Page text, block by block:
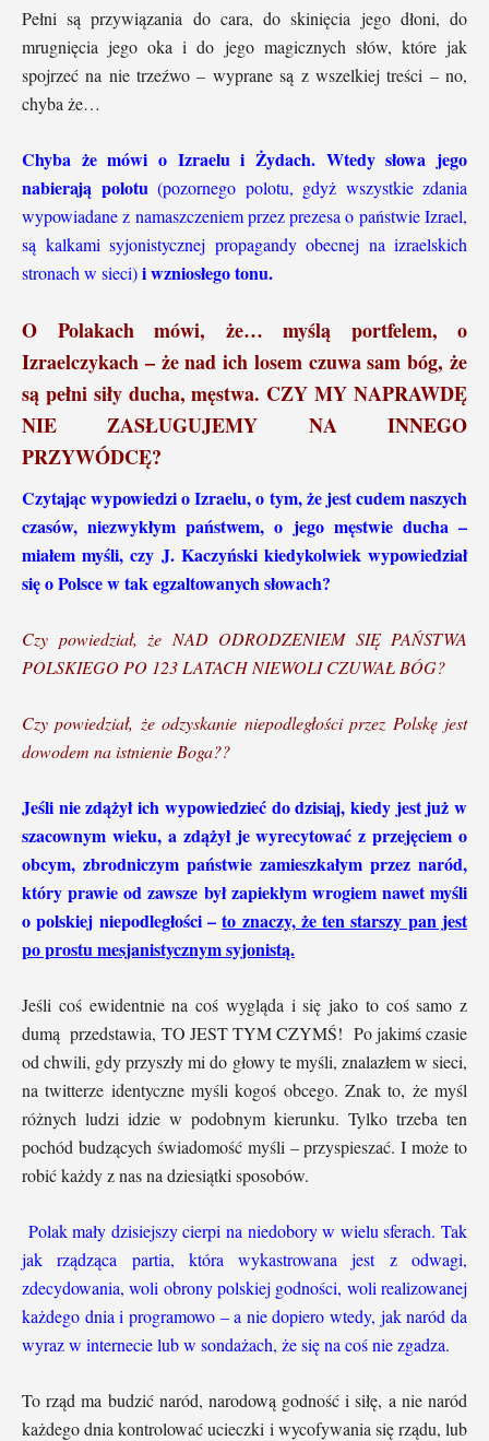
Pełni są przywiązania do cara, do skinięcia jego dłoni, do
mrugnięcia jego oka i do jego magicznych słów, które jak
spojrzeć na nie trzeźwo – wyprane są z wszelkiej treści – no,
chyba że…
Chyba że mówi o Izraelu i Żydach. Wtedy słowa jego
nabierają polotu (pozornego polotu, gdyż wszystkie zdania
wypowiadane z namaszczeniem przez prezesa o państwie Izrael,
są kalkami syjonistycznej propagandy obecnej na izraelskich
stronach w sieci)i wzniosłego tonu.
O Polakach mówi, że… myślą portfelem, o
Izraelczykach – że nad ich losem czuwa sam bóg, że
są pełni siły ducha, męstwa. CZY MY NAPRAWDĘ
NIE ZASŁUGUJEMY NA INNEGO
PRZYWÓDCĘ?
Czytając wypowiedzi o Izraelu, o tym, że jest cudem naszych
czasów, niezwykłym państwem, o jego męstwie ducha –
miałem myśli, czy J. Kaczyński kiedykolwiek wypowiedział
się o Polsce w tak egzaltowanych słowach?
Czy powiedział, że NAD ODRODZENIEM SIĘ PAŃSTWA
POLSKIEGO PO 123 LATACH NIEWOLI CZUWAŁ BÓG?
Czy powiedział, że odzyskanie niepodległości przez Polskę jest
dowodem na istnienie Boga??
Jeśli nie zdążył ich wypowiedzieć do dzisiaj, kiedy jest już w
szacownym wieku, a zdążył je wyrecytować z przejęciem o
obcym, zbrodniczym państwie zamieszkałym przez naród,
który prawie od zawsze był zapiekłym wrogiem nawet myśli
o polskiej niepodległości –to znaczy, że ten starszy pan jest
po prostu mesjanistycznym syjonistą.
Jeśli coś ewidentnie na coś wygląda i się jako to coś samo z
dumą przedstawia, TO JEST TYM CZYMŚ! Po jakimś czasie
od chwili, gdy przyszły mi do głowy te myśli, znalazłem w sieci,
na twitterze identyczne myśli kogoś obcego. Znak to, że myśl
różnych ludzi idzie w podobnym kierunku. Tylko trzeba ten
pochód budzących świadomość myśli – przyspieszać. I może to
robić każdy z nas na dziesiątki sposobów.
Polak mały dzisiejszy cierpi na niedobory w wielu sferach. Tak
jak rządząca partia, która wykastrowana jest z odwagi,
zdecydowania, woli obrony polskiej godności, woli realizowanej
każdego dnia i programowo – a nie dopiero wtedy, jak naród da
wyraz w internecie lub w sondażach, że się na coś nie zgadza.
To rząd ma budzić naród, narodową godność i siłę, a nie naród
każdego dnia kontrolować ucieczki i wycofywania się rządu, lub